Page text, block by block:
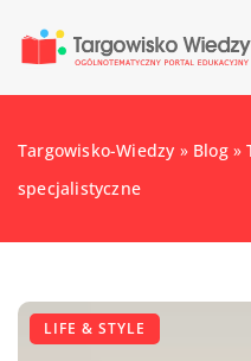
Targowisko-Wiedzy » Blog»
specjalistyczne
LIFE & STYLE